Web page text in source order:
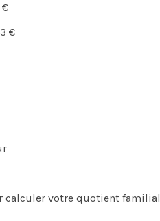
€
€
calculer votre quotient familial